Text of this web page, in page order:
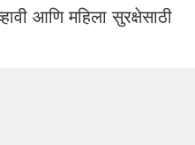
आणि महिला सुरक्षेसाठी